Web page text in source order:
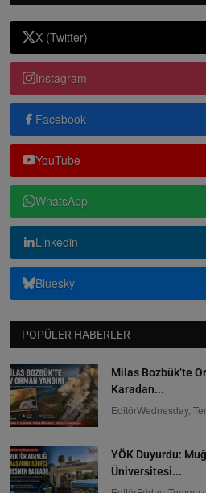
X (Twitter)
Instagram
Facebook
YouTube
WhatsApp
Linkedin
Bluesky
POPÜLER HABERLER
Milas Bozbük’te
Karadan...
EditörWednesday,
YÖK Duyurdu:
Üniversitesi...